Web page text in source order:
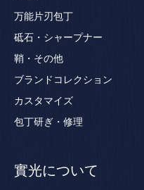
万能片刃包丁
砥石・シャープナー
鞘・その他
ブランドコレクション
カスタマイズ
包丁研ぎ・修理
實光について